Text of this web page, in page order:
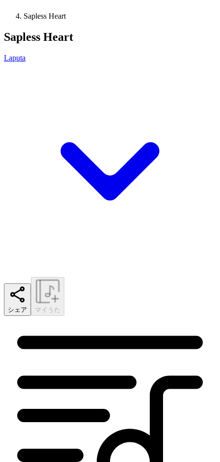
Sapless Heart
Sapless Heart
Laputa
シェア マイうた